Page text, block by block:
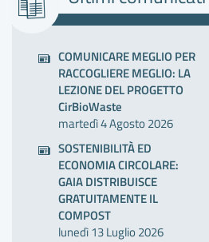
COMUNICARE MEGLIO PER
RACCOGLIERE MEGLIO: LA
LEZIONE DEL PROGETTO
CirBioWaste
martedì 4 Agosto 2026
SOSTENIBILITÀ ED
ECONOMIA CIRCOLARE:
GAIA DISTRIBUISCE
GRATUITAMENTE IL
COMPOST
lunedì 13 Luglio 2026